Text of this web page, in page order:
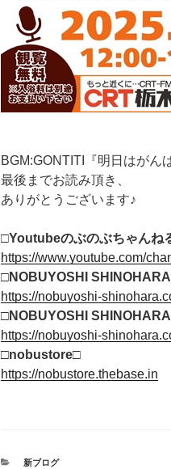
BGM:GONTITI『明日はがん
最後までお読み頂き、
ありがとうございます♪
□Youtubeのぶのぶちゃんね
https://www.youtube.com/
□NOBUYOSHI
https://nobuyoshi-
□NOBUYOSHI
https://nobuyoshi-
□nobustore□
https://nobustore.thebase.in
カ
新ブログ